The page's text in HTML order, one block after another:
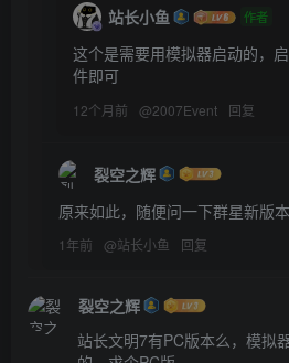
站长小鱼 作者
这个是需要用模拟器启动的，
件即可
12个月前 @2007Event 回复
裂空之辉
原来如此，随便问一下群星新版
1年前 @站长小鱼 回复
裂空之辉
站长文明7有PC版本么，模拟